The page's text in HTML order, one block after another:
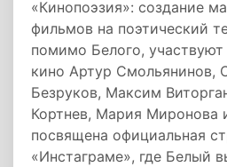
«Кинопоэзия»: создание
фильмов на поэтический
помимо Белого, участвуют
кино Артур Смольянинов,
Безруков, Максим
Кортнев, Мария Миронова
посвящена официальная
«Инстаграме», где Белый